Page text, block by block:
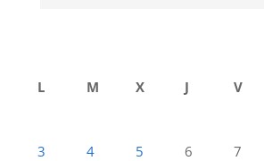
L
M X J V
3
4 5 6 7